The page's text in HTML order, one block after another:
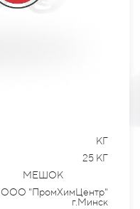
КГ
25 КГ
МЕШОК
ООО "ПромХимЦентр"
г.Минск